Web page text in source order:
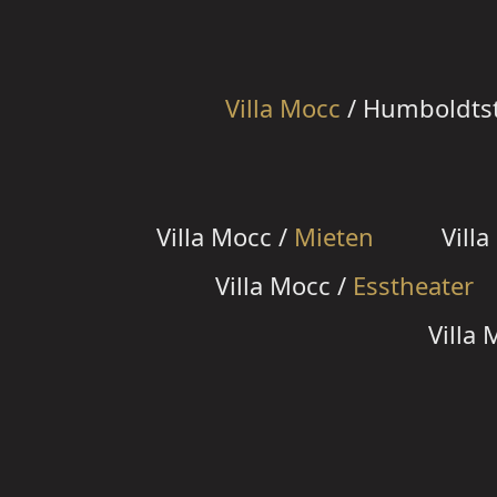
Villa Mocc /
Villa Mocc / Mieten Villa
Villa Mocc / Esstheater
Villa